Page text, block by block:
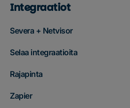
Integraatiot
Severa + Netvisor
Selaa integraatioita
Rajapinta
Zapier